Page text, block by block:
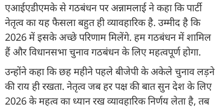
एआईएडीएमके से गठबंधन पर अन्नामलाई ने कहा कि पार्टी
नेतृत्व का यह फैसला बहुत ही व्यावहारिक है. उम्मीद है कि
2026 में इसके अच्छे परिणाम मिलेंगे. हम गठबंधन में शामिल
हैं और विधानसभा चुनाव गठबंधन के लिए महत्वपूर्ण होगा.
उन्होंने कहा कि छह महीने पहले बीजेपी के अकेले चुनाव लड़ने
की राय ही रखता. नेतृत्व जब हर पक्ष की बात सुन देश के लिए
2026 के महत्व का ध्यान रख व्यावहारिक निर्णय लेता है, तब